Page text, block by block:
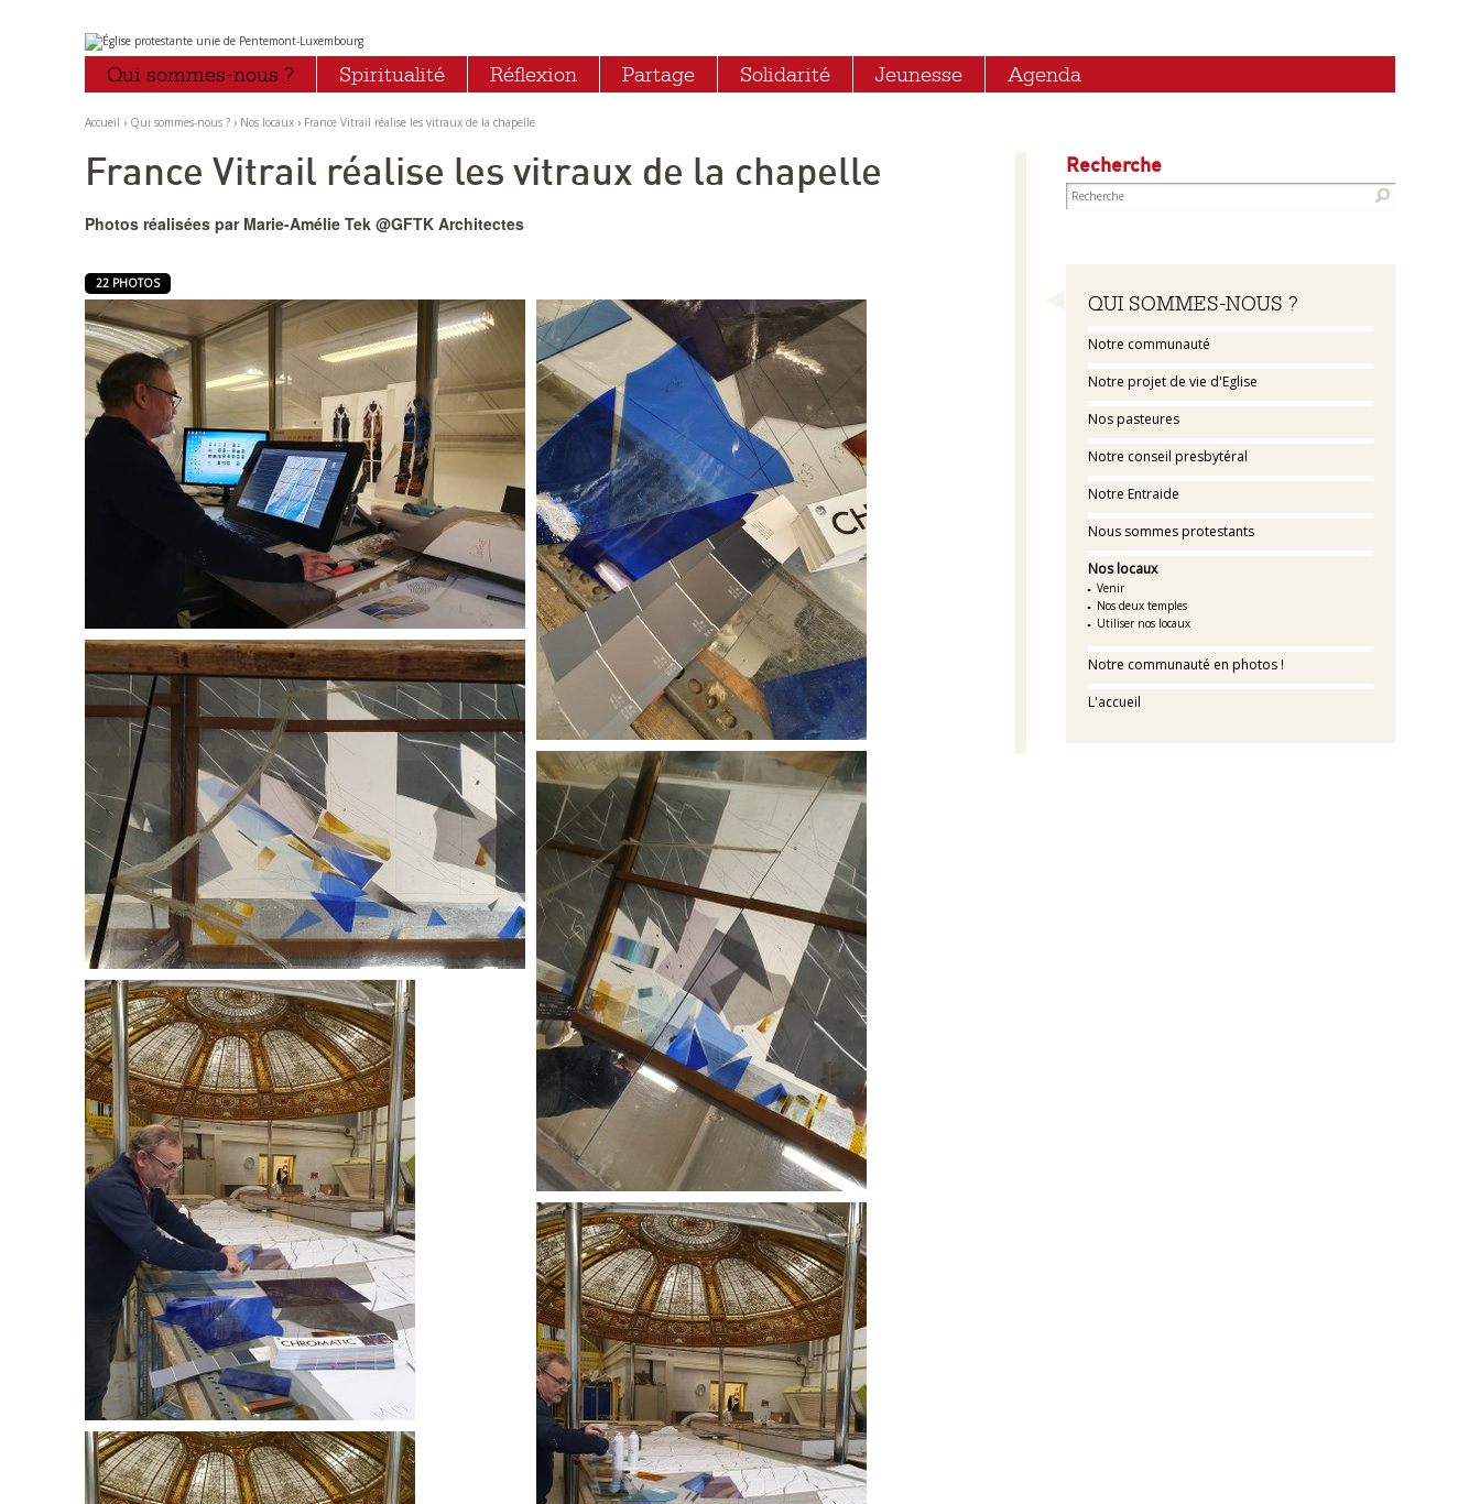
Aller
au
contenu.
à
Outils
personnels
Qui sommes-nous ? Spiritualité Réflexion Partage Solidarité Jeunesse Agenda
Accueil › Qui sommes-nous ? › Nos locaux › France Vitrail réalise les vitraux de la chapelle
Recherche
Navigation
QUI SOMMES-NOUS ?
Notre communauté
Notre projet de vie d'Eglise
Nos pasteures
Notre conseil presbytéral
Notre Entraide
Nous sommes protestants
Nos locaux
Venir
Nos deux temples
Utiliser nos locaux
Notre communauté en photos !
L'accueil
France Vitrail réalise les vitraux de la chapelle
Photos réalisées par Marie-Amélie Tek @GFTK Architectes
22 PHOTOS